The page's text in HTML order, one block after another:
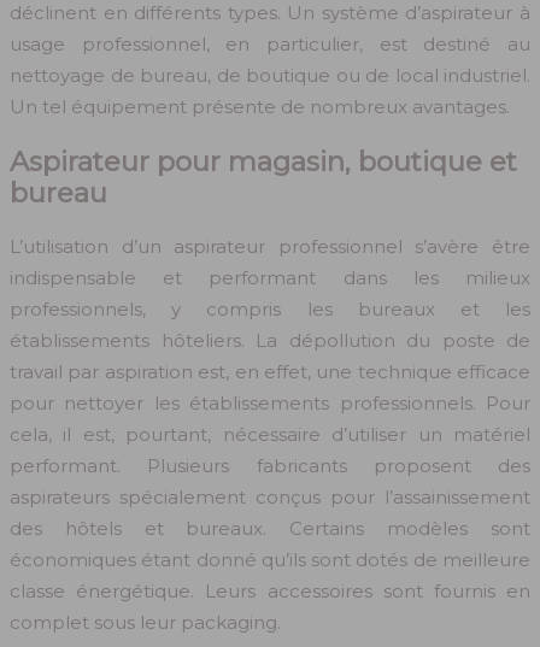
déclinent en différents types. Un système d’aspirateur à
usage professionnel, en particulier, est destiné au
nettoyage de bureau, de boutique ou de local industriel.
Un tel équipement présente de nombreux avantages.
Aspirateur pour magasin, boutique et
bureau
L’utilisation d’un aspirateur professionnel s’avère être
indispensable et performant dans les milieux
professionnels, y compris les bureaux et les
établissements hôteliers. La dépollution du poste de
travail par aspiration est, en effet, une technique efficace
pour nettoyer les établissements professionnels. Pour
cela, il est, pourtant, nécessaire d’utiliser un matériel
performant. Plusieurs fabricants proposent des
aspirateurs spécialement conçus pour l’assainissement
des hôtels et bureaux. Certains modèles sont
économiques étant donné qu’ils sont dotés de meilleure
classe énergétique. Leurs accessoires sont fournis en
complet sous leur packaging.